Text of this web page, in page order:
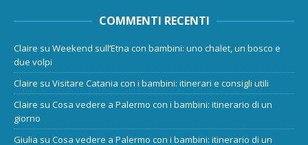
COMMENTI RECENTI
Claire su Weekend sull’Etna con bambini: uno chalet, un bosco e
due volpi
Claire su Visitare Catania con i bambini: itinerari e consigli utili
Claire su Cosa vedere a Palermo con i bambini: itinerario di un
giorno
Giulia su Cosa vedere a Palermo con i bambini: itinerario di un